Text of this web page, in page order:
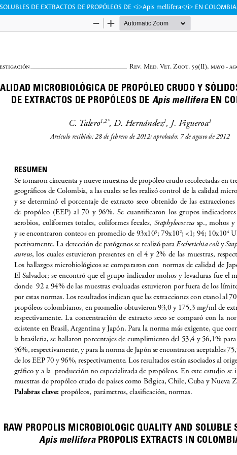
DE EXTRACTOS DE PROPÓLEOS DE <i>Apis mellifera</i> EN COLOMBIA